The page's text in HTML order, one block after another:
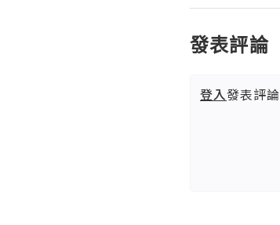
發表評論
登入發表評論